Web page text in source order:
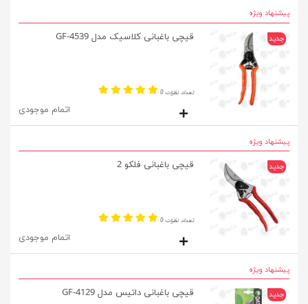
پیشنهاد ویژه
جدید قیچی باغبانی کلاسیک مدل GF-4539
تعداد نظرات 0
اتمام موجودی
پیشنهاد ویژه
جدید قیچی باغبانی فلکو 2
تعداد نظرات 0
اتمام موجودی
پیشنهاد ویژه
جدید قیچی باغبانی داتیس مدل GF-4129